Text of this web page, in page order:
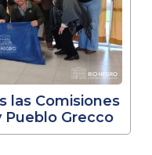
las Comisiones
Pueblo Grecco